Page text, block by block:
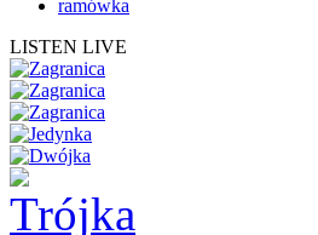
ramówka
LISTEN LIVE